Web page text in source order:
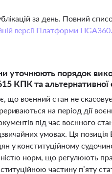
за день. Повний
версії Платформи LIGA360.
уточнюють порядок
КПК та
що воєнний стан не
на період дії
під час воєнного
умовах. Ця
у конституційному
норм, що регулюють
частину п’яту